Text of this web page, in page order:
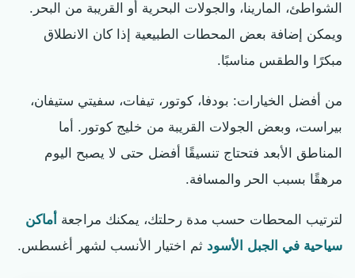
الشواطئ، المارينا، والجولات البحرية أو القريبة من البحر.
ويمكن إضافة بعض المحطات الطبيعية إذا كان الانطلاق
مبكرًا والطقس مناسبًا.
من أفضل الخيارات: بودفا، كوتور، تيفات، سفيتي ستيفان،
بيراست، وبعض الجولات القريبة من خليج كوتور. أما
المناطق الأبعد فتحتاج تنسيقًا أفضل حتى لا يصبح اليوم
مرهقًا بسبب الحر والمسافة.
لترتيب المحطات حسب مدة رحلتك، يمكنك مراجعة أماكن
سياحية في الجبل الأسود ثم اختيار الأنسب لشهر أغسطس.